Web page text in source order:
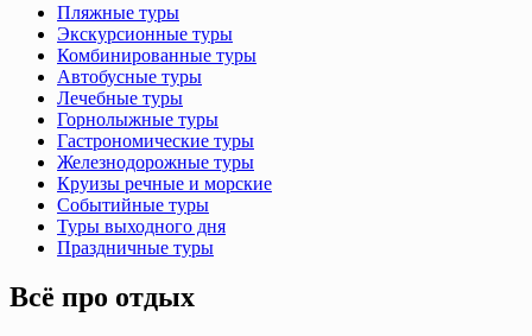
Пляжные туры
Экскурсионные туры
Комбинированные туры
Автобусные туры
Лечебные туры
Горнолыжные туры
Гастрономические туры
Железнодорожные туры
Круизы речные и морские
Событийные туры
Туры выходного дня
Праздничные туры
Всё про отдых